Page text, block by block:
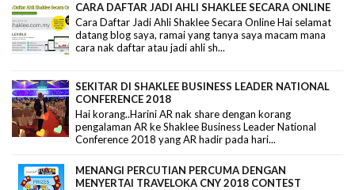
CARA DAFTAR JADI AHLI SHAKLEE SECARA ONLINE
Cara Daftar Jadi Ahli Shaklee Secara Online Hai selamat
datang blog saya, ramai yang tanya saya macam mana
cara nak daftar atau jadi ahli sh...
SEKITAR DI SHAKLEE BUSINESS LEADER NATIONAL
CONFERENCE 2018
Hai korang..Harini AR nak share dengan korang
pengalaman AR ke Shaklee Business Leader National
Conference 2018 yang AR hadir pada hari...
MENANGI PERCUTIAN PERCUMA DENGAN
MENYERTAI TRAVELOKA CNY 2018 CONTEST